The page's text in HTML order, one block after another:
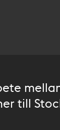
till